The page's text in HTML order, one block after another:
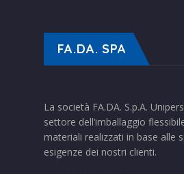
FA.DA. SPA
La società FA.DA. S.p.A.
settore dell’imballaggio
materiali realizzati in base alle
esigenze dei nostri clienti.